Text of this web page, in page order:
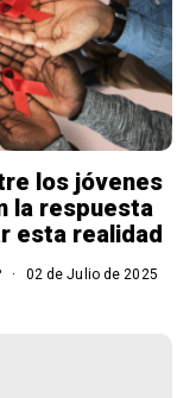
los jóvenes
la respuesta
esta realidad
02 de Julio de 2025